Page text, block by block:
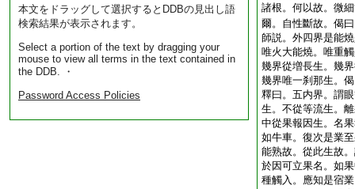
本文をドラッグして選択するとDDBの見出し語
検索結果が表示されます。
Select a portion of the text by dragging your
mouse to view all terms in the text contained in
the DDB. ・
Password Access Policies
諸根。何以故。微
爾。自性斷故。偈
師説。外四界是能
唯火大能燒。唯重
幾界從増長生。幾
幾界唯一刹那生。
釋曰。五内界。謂
生。不從等流生。
中從果報因生。名
如牛車。復次是業
能熟故。從此生故
於因可立果名。如
種觸入。應知是宿